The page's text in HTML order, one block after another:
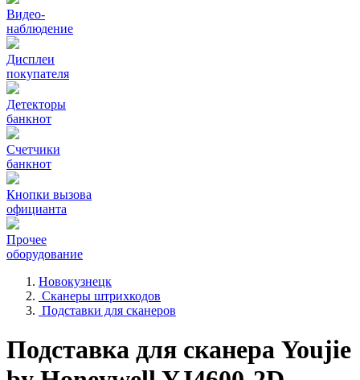
Видео‑
наблюдение
Дисплеи
покупателя
Детекторы
банкнот
Счетчики
банкнот
Кнопки вызова
официанта
Прочее
оборудование
Новокузнецк
Сканеры штрихкодов
Подставки для сканеров
Подставка для сканера Youjie